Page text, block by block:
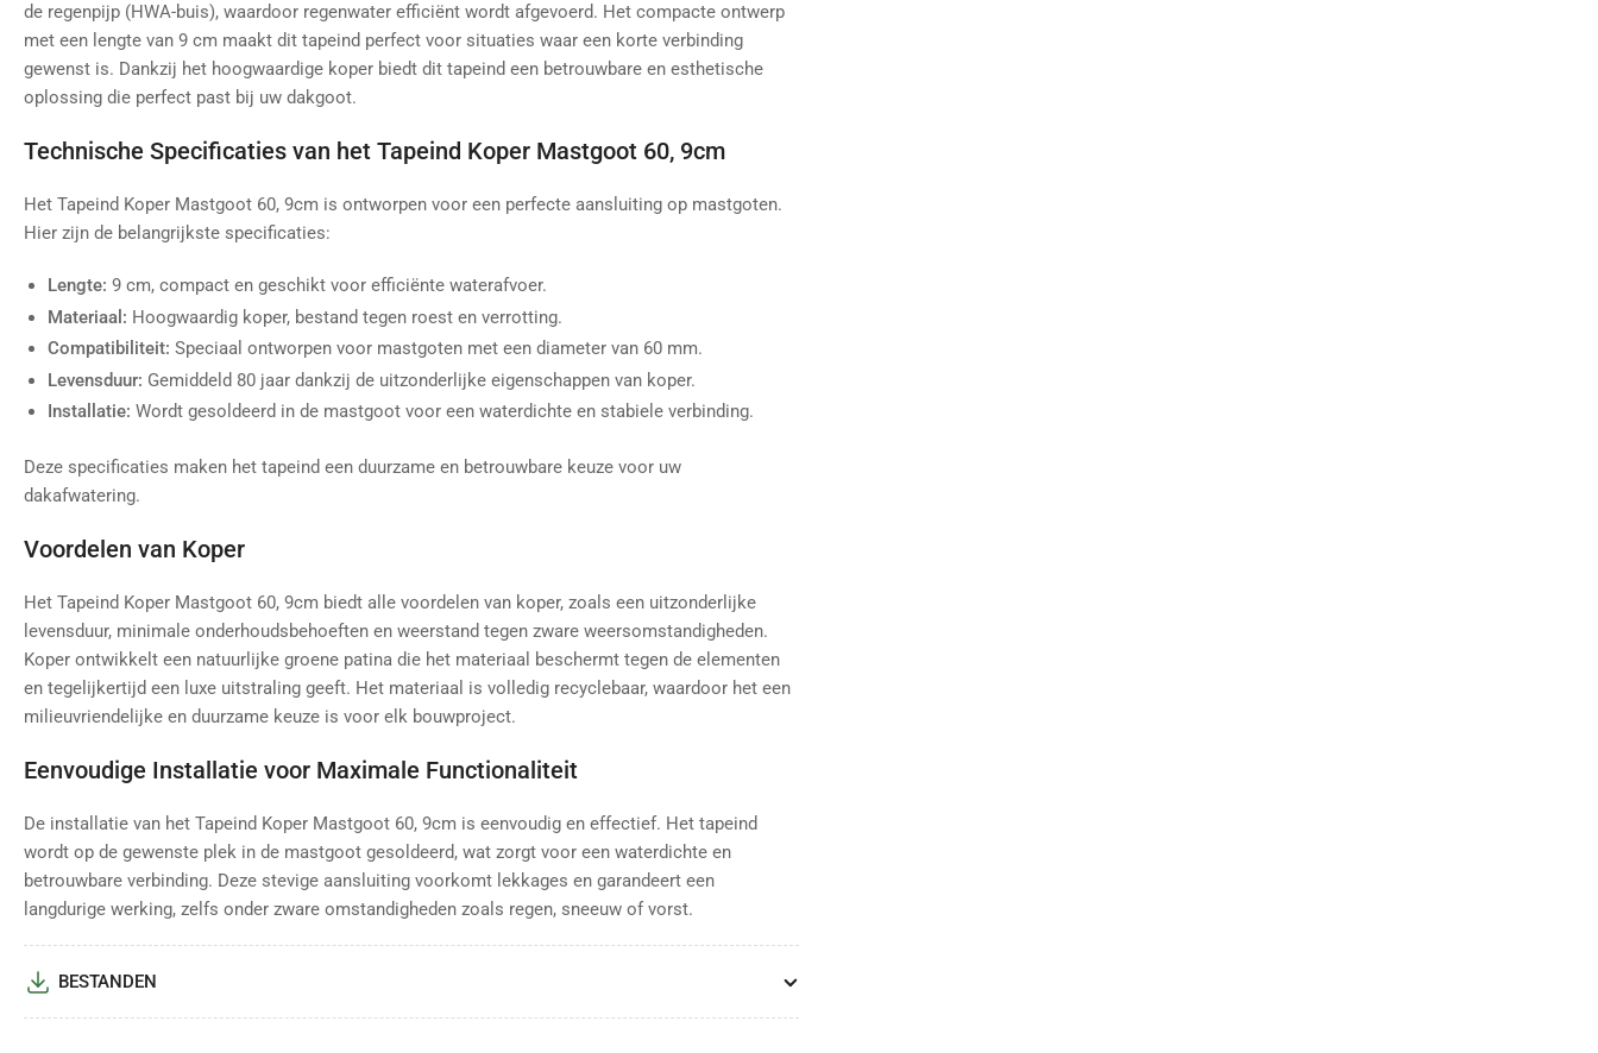
de regenpijp (HWA-buis), waardoor regenwater efficiënt wordt afgevoerd. Het compacte ontwerp
met een lengte van 9 cm maakt dit tapeind perfect voor situaties waar een korte verbinding
gewenst is. Dankzij het hoogwaardige koper biedt dit tapeind een betrouwbare en esthetische
oplossing die perfect past bij uw dakgoot.
Technische Specificaties van het Tapeind Koper Mastgoot 60, 9cm
Het Tapeind Koper Mastgoot 60, 9cm is ontworpen voor een perfecte aansluiting op mastgoten.
Hier zijn de belangrijkste specificaties:
Lengte: 9 cm, compact en geschikt voor efficiënte waterafvoer.
Materiaal: Hoogwaardig koper, bestand tegen roest en verrotting.
Compatibiliteit: Speciaal ontworpen voor mastgoten met een diameter van 60 mm.
Levensduur: Gemiddeld 80 jaar dankzij de uitzonderlijke eigenschappen van koper.
Installatie: Wordt gesoldeerd in de mastgoot voor een waterdichte en stabiele verbinding.
Deze specificaties maken het tapeind een duurzame en betrouwbare keuze voor uw
dakafwatering.
Voordelen van Koper
Het Tapeind Koper Mastgoot 60, 9cm biedt alle voordelen van koper, zoals een uitzonderlijke
levensduur, minimale onderhoudsbehoeften en weerstand tegen zware weersomstandigheden.
Koper ontwikkelt een natuurlijke groene patina die het materiaal beschermt tegen de elementen
en tegelijkertijd een luxe uitstraling geeft. Het materiaal is volledig recyclebaar, waardoor het een
milieuvriendelijke en duurzame keuze is voor elk bouwproject.
Eenvoudige Installatie voor Maximale Functionaliteit
De installatie van het Tapeind Koper Mastgoot 60, 9cm is eenvoudig en effectief. Het tapeind
wordt op de gewenste plek in de mastgoot gesoldeerd, wat zorgt voor een waterdichte en
betrouwbare verbinding. Deze stevige aansluiting voorkomt lekkages en garandeert een
langdurige werking, zelfs onder zware omstandigheden zoals regen, sneeuw of vorst.
BESTANDEN